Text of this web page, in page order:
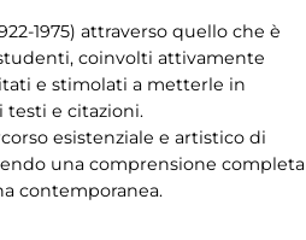
1975) attraverso quello che è
coinvolti attivamente
e stimolati a metterle in
testi e citazioni.
esistenziale e artistico di
una comprensione completa
contemporanea.